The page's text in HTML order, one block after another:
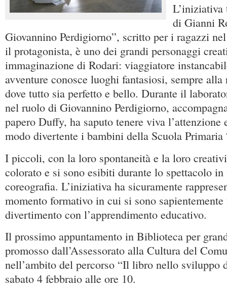
di Gianni
Giovannino Perdigiorno”, scritto per i ragazzi
il protagonista, è uno dei grandi personaggi
immaginazione di Rodari: viaggiatore
avventure conosce luoghi fantasiosi, sempre alla
dove tutto sia perfetto e bello. Durante il
nel ruolo di Giovannino Perdigiorno,
papero Duffy, ha saputo tenere viva l’attenzione
modo divertente i bambini della Scuola
I piccoli, con la loro spontaneità e la loro
colorato e si sono esibiti durante lo spettacolo in
coreografia. L’iniziativa ha sicuramente
momento formativo in cui si sono
divertimento con l’apprendimento educativo.
Il prossimo appuntamento in Biblioteca per
promosso dall’Assessorato alla Cultura del
nell’ambito del percorso “Il libro nello sviluppo
sabato 4 febbraio alle ore 10.